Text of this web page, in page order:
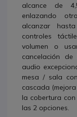
alcance de
enlazando
alcanzar
controles
volumen o
cancelación
audio
mesa / sala
cascada
la cobertura
las 2 opciones.